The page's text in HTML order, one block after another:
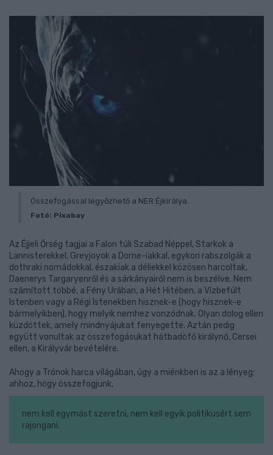
Összefogással legyőzhető a NER Éjkirálya.
Fotó: Pixabay
Az Éjjeli Őrség tagjai a Falon túli Szabad Néppel, Starkok a
Lannisterekkel, Greyjoyok a Dorne-iakkal, egykori rabszolgák a
dothraki nomádokkal, északiak a déliekkel közösen harcoltak,
Daenerys Targaryenről és a sárkányairól nem is beszélve. Nem
számított többé, a Fény Urában, a Hét Hitében, a Vízbefúlt
Istenben vagy a Régi Istenekben hisznek-e (hogy hisznek-e
bármelyikben), hogy melyik nemhez vonzódnak. Olyan dolog ellen
küzdöttek, amely mindnyájukat fenyegette. Aztán pedig
együtt vonultak az összefogásukat hátbadöfő királynő, Cersei
ellen, a Királyvár bevételére.
Ahogy a Trónok harca világában, úgy a miénkben is az a lényeg:
ahhoz, högy összefogjunk,
nem kell egymást szeretni, nem kell egyik politikusért sem
rajongani.